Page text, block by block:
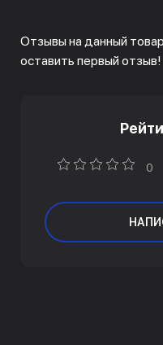
Отзывы на данный
оставить первый отзыв!
0